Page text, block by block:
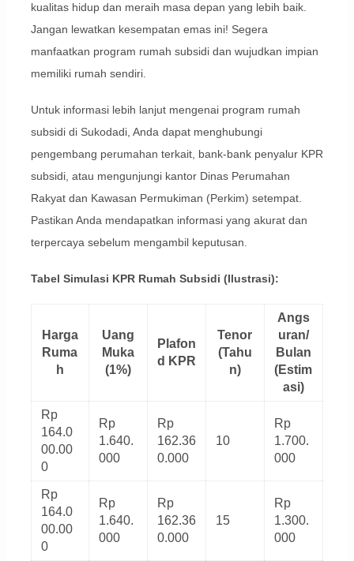
kualitas hidup dan meraih masa depan yang lebih baik.
Jangan lewatkan kesempatan emas ini! Segera
manfaatkan program rumah subsidi dan wujudkan impian
memiliki rumah sendiri.
Untuk informasi lebih lanjut mengenai program rumah
subsidi di Sukodadi, Anda dapat menghubungi
pengembang perumahan terkait, bank-bank penyalur KPR
subsidi, atau mengunjungi kantor Dinas Perumahan
Rakyat dan Kawasan Permukiman (Perkim) setempat.
Pastikan Anda mendapatkan informasi yang akurat dan
terpercaya sebelum mengambil keputusan.
Tabel Simulasi KPR Rumah Subsidi (Ilustrasi):
Harga
Ruma
h
Uang
Muka
(1%)
Plafon
d KPR
Tenor
(Tahu
n)
Angs
uran/
Bulan
(Estim
asi)
Rp
164.0
00.00
0
Rp
1.640.
000
Rp
162.36
0.000
10
Rp
1.700.
000
Rp
164.0
00.00
0
Rp
1.640.
000
Rp
162.36
0.000
15
Rp
1.300.
000